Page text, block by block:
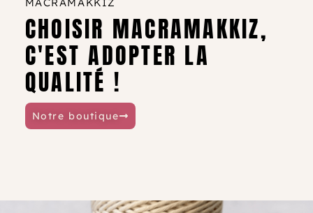
comme en Europe.
MACRAMAKKIZ
CHOISIR MACRAMAKKIZ,
C'EST ADOPTER LA
QUALITÉ !
Notre boutique